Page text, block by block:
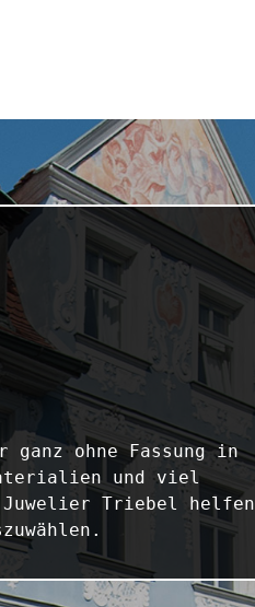
ohne Fassung in
und viel
Juwelier Triebel helfen